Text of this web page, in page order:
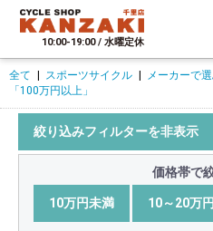
10:00-19:00 / 水曜定休
全て スポーツサイクル メーカーで
「100万円以上」
絞り込みフィルターを非表示
価格帯で
10万円未満 10～20万円